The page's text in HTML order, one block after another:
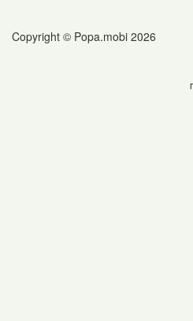
Copyright © Popa.mobi 2026